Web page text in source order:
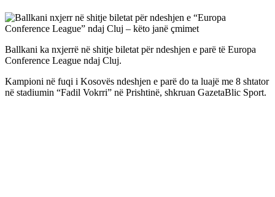
Ballkani ka nxjerrë në shitje biletat për ndeshjen e parë të Europa
Conference League ndaj Cluj.
Kampioni në fuqi i Kosovës ndeshjen e parë do ta luajë me 8 shtator
në stadiumin “Fadil Vokrri” në Prishtinë, shkruan GazetaBlic Sport.